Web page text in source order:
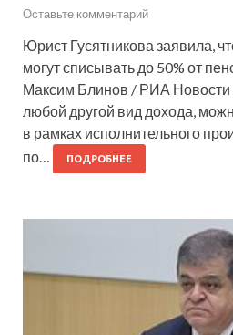
Оставьте комментарий
Юрист Гусятникова заявила,
могут списывать до 50% от
Максим Блинов / РИА Новости
любой другой вид дохода,
в рамках исполнительного
по…
ПОДРОБНЕЕ